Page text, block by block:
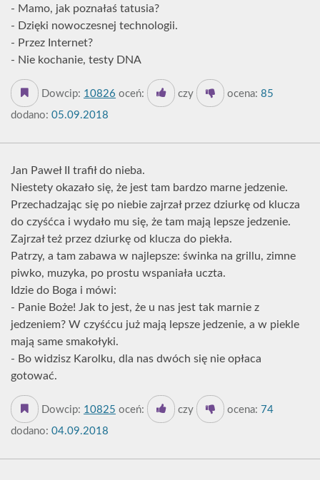
- Mamo, jak poznałaś tatusia?
- Dzięki nowoczesnej technologii.
- Przez Internet?
- Nie kochanie, testy DNA
Dowcip: 10826 oceń: czy ocena: 85
dodano: 05.09.2018
Jan Paweł II trafił do nieba.
Niestety okazało się, że jest tam bardzo marne jedzenie.
Przechadzając się po niebie zajrzał przez dziurkę od klucza
do czyśćca i wydało mu się, że tam mają lepsze jedzenie.
Zajrzał też przez dziurkę od klucza do piekła.
Patrzy, a tam zabawa w najlepsze: świnka na grillu, zimne
piwko, muzyka, po prostu wspaniała uczta.
Idzie do Boga i mówi:
- Panie Boże! Jak to jest, że u nas jest tak marnie z
jedzeniem? W czyśćcu już mają lepsze jedzenie, a w piekle
mają same smakołyki.
- Bo widzisz Karolku, dla nas dwóch się nie opłaca
gotować.
Dowcip: 10825 oceń: czy ocena: 74
dodano: 04.09.2018